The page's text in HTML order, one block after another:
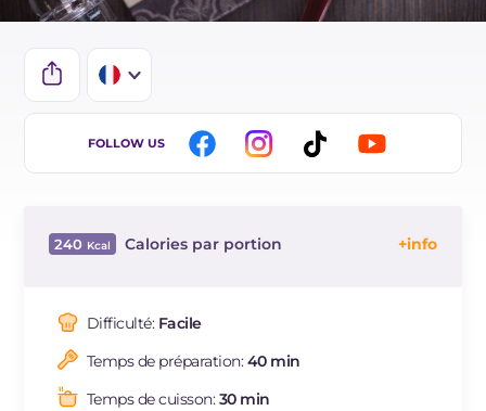
IT
DE
NL
FOLLOW US
240 Calories par portion
Dont sucres
Protéine
Graisses
Difficulté: Facile
Temps de préparation:40 min
Temps de cuisson:30 min